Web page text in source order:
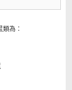
為：